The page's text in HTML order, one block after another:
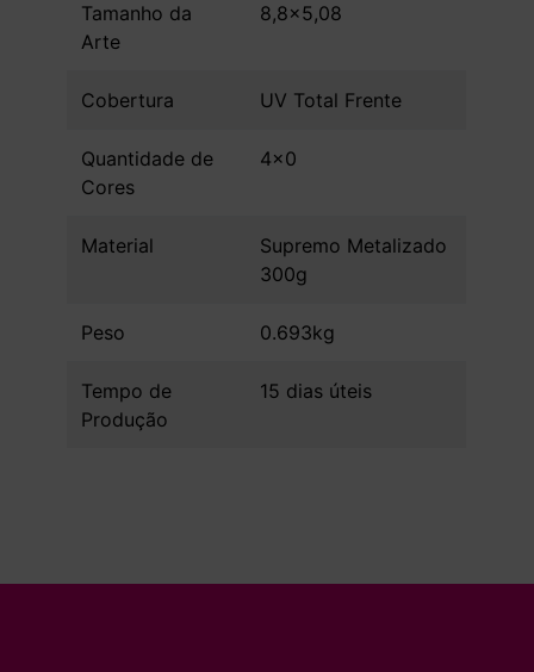
Tamanho da
Arte
8,8x5,08
Cobertura UV Total Frente
Quantidade de
Cores
4x0
Material
Supremo Metalizado
300g
Peso 0.693kg
Tempo de
Produção
15 dias úteis